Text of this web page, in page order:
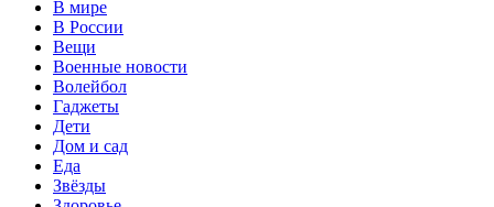
В мире
В России
Вещи
Военные новости
Волейбол
Гаджеты
Дети
Дом и сад
Еда
Звёзды